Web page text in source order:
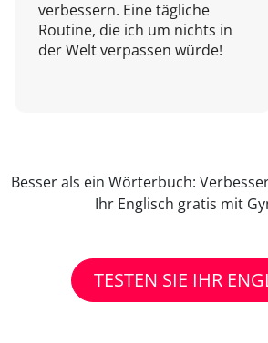
verbessern. Eine tägliche
Routine, die ich um nichts in
der Welt verpassen würde!
Besser als ein Wörterbuch:
Ihr Englisch gratis mit
TESTEN SIE IHR